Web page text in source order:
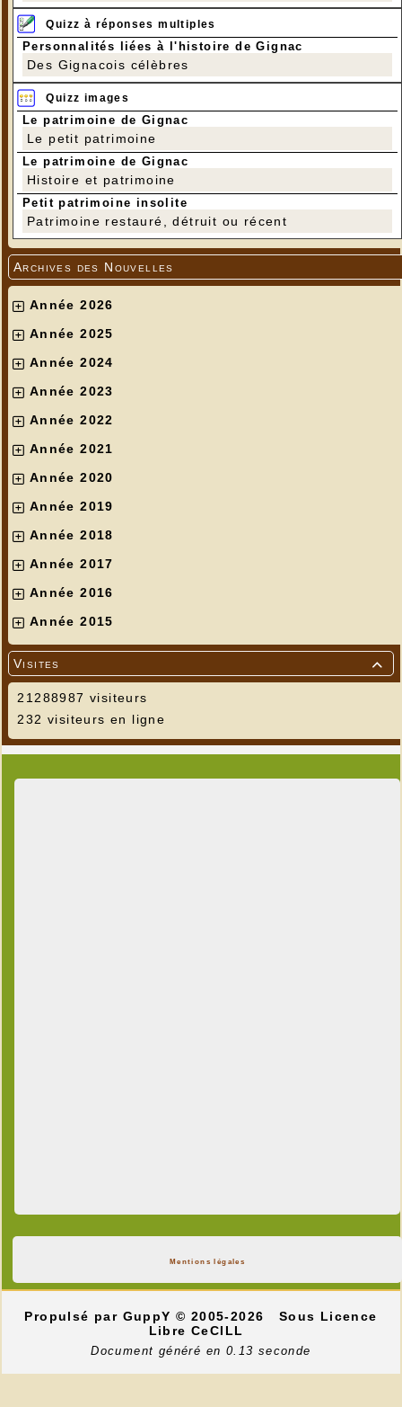
Quizz à réponses multiples
Personnalités liées à l'histoire de Gignac
Des Gignacois célèbres
Quizz images
Le patrimoine de Gignac
Le petit patrimoine
Le patrimoine de Gignac
Histoire et patrimoine
Petit patrimoine insolite
Patrimoine restauré, détruit ou récent
Archives des Nouvelles
Année 2026
Année 2025
Année 2024
Année 2023
Année 2022
Année 2021
Année 2020
Année 2019
Année 2018
Année 2017
Année 2016
Année 2015

Visites
21288987 visiteurs
232 visiteurs en ligne
Mentions légales
Propulsé par GuppY© 2005-2026
Sous Licence
Libre CeCILL
Document généré en 0.13 seconde